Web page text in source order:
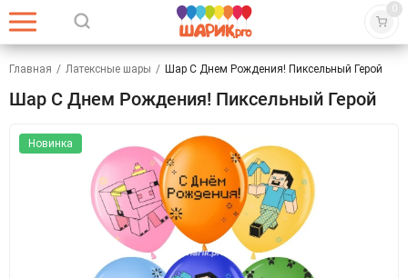
0
Главная / Латексные шары / Шар С Днем Рождения! Пиксельный Герой
Шар С Днем Рождения! Пиксельный Герой
Новинка